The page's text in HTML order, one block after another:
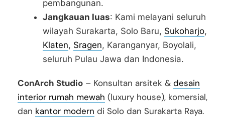
pembangunan.
Jangkauan luas: Kami melayani seluruh
wilayah Surakarta, Solo Baru, Sukoharjo,
Klaten, Sragen, Karanganyar, Boyolali,
seluruh Pulau Jawa dan Indonesia.
ConArch Studio – Konsultan arsitek & desain
interior rumah mewah (luxury house), komersial,
dan kantor modern di Solo dan Surakarta Raya.